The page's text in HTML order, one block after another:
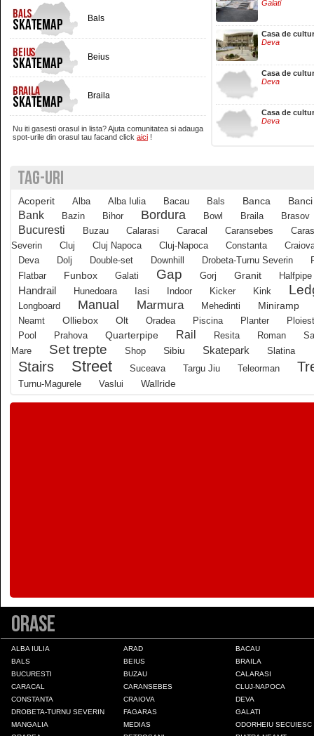
Bals
Beius
Braila
Brasov
Buzau
Calarasi
Calimanesti
Caransebes
Cluj-Napoca
Draganesti-Olt
Drobeta-Turnu Severin
Galati
Nu iti gasesti orasul in lista? Ajuta comunitatea si adauga
spot-urile din orasul tau facand click aici !
Galati
Casa de
Deva
Casa de
Deva
Casa de
Deva
TAG-URI
Acoperit Alba Alba Iulia Bacau Bals Banca Banci
Bank Bazin Bihor Bordura Bowl Braila Brasov
Bucuresti Buzau Calarasi Caracal Caransebes
Severin
Cluj Cluj Napoca Cluj-Napoca Constanta
Deva
Dolj Double-set Downhill Drobeta-Turnu Severin
Flatbar
Funbox Galati Gap Gorj Granit Halfpipe
Handrail Hunedoara Iasi Indoor Kicker Kink
Longboard Manual Marmura Mehedinti
Miniramp
Neamt
Olliebox Olt Oradea Piscina Planter
Pool
Prahova Quarterpipe Rail Resita Roman
Mare
Set trepte Shop Sibiu Skatepark Slatina
Stairs Street Suceava Targu Jiu Teleorman
Turnu-Magurele Vaslui Wallride
Orase
ALBA IULIA ARAD
BACAU
BALS
BEIUS
BRAILA
BUCURESTI
BUZAU
CALARASI
CARACAL
CARANSEBES
CLUJ-NAPOCA
CONSTANTA
CRAIOVA
DEVA
DROBETA-TURNU SEVERIN
FAGARAS
GALATI
MANGALIA
MEDIAS
ODORHEIU SECUIESC